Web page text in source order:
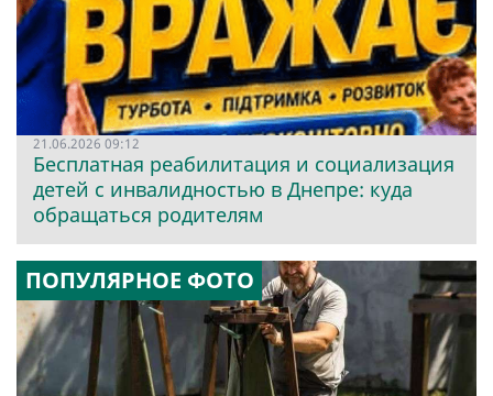
21.06.2026 09:12
Бесплатная реабилитация и социализация
детей с инвалидностью в Днепре: куда
обращаться родителям
ПОПУЛЯРНОЕ ФОТО